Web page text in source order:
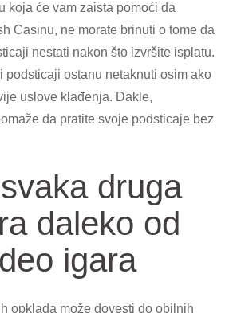
koja će vam zaista pomoći da
Casinu, ne morate brinuti o tome da
nestati nakon što izvršite isplatu.
podsticaji ostanu netaknuti osim ako
uslove klađenja. Dakle,
da pratite svoje podsticaje bez
druga
daleko od
igara
opklada može dovesti do obilnih